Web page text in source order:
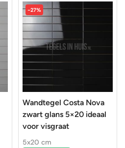
was:
54,95.
is:
39,95.
-27%
Wandtegel Costa Nova
zwart glans 5×20 ideaal
voor visgraat
5x20 cm